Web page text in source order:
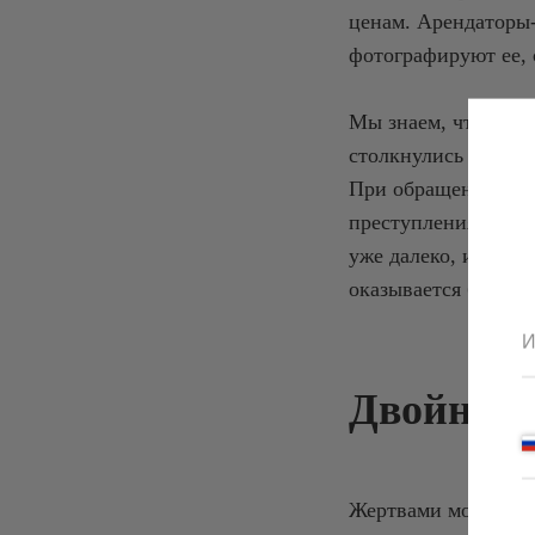
ценам.
фотографируют ее,
Мы знаем, что
столкнулись с
При обращении в
преступления:
уже далеко, и
оказывается
Двойной
Жертвами